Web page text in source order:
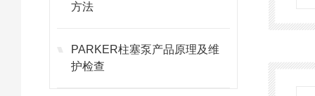
方法
PARKER柱塞泵产品原理及维
护检查